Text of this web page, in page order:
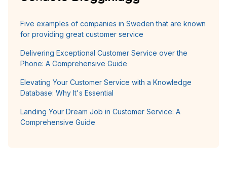
Five examples of companies in Sweden that are known
for providing great customer service
Delivering Exceptional Customer Service over the
Phone: A Comprehensive Guide
Elevating Your Customer Service with a Knowledge
Database: Why It's Essential
Landing Your Dream Job in Customer Service: A
Comprehensive Guide